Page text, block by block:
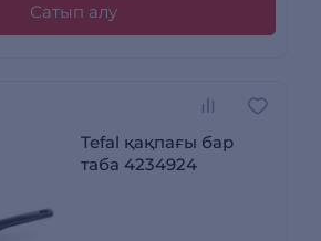
Сатып алу
Tefal қақпағы бар
таба 4234924